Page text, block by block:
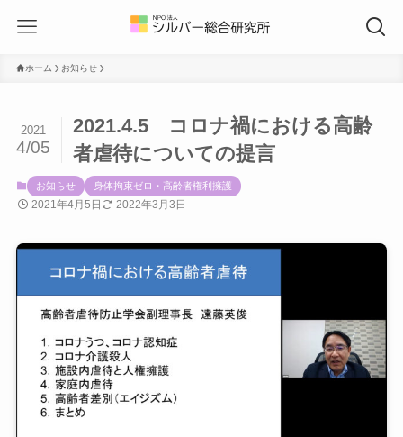
ホーム お知らせ
2021.4.5 コロナ禍における高齢
者虐待についての提言
2021
4/05
お知らせ 身体拘束ゼロ・高齢者権利擁護
2021年4月5日 2022年3月3日